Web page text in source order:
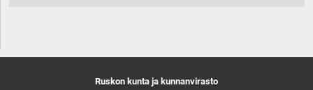
Ruskon kunta ja kunnanvirasto